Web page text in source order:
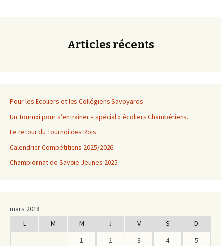
Articles récents
Pour les Ecoliers et les Collégiens Savoyards
Un Tournoi pour s’entrainer « spécial » écoliers Chambériens.
Le retour du Tournoi des Rois
Calendrier Compétitions 2025/2026
Championnat de Savoie Jeunes 2025
mars 2018
L
M M J V S
D
1
2 3 4 5